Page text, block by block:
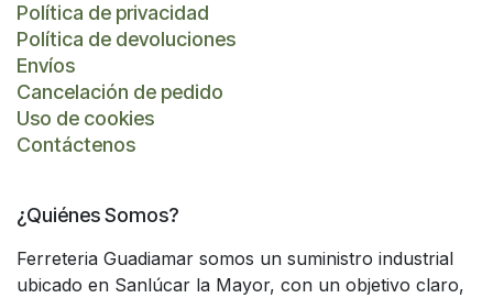
Política de privacidad
Política de devoluciones
Envíos
Cancelación de pedido
Uso de cookies
Contáctenos
¿Quiénes Somos?
Ferreteria Guadiamar somos un suministro industrial
ubicado en Sanlúcar la Mayor, con un objetivo claro,